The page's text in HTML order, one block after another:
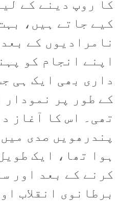
کا روپ دینے کے
کیے جاتے ہیں،
نامرادیوں کے
اپنے انجام کو
داری بھی ایک ہی
کے طور پر
تھی۔ اس کا آغاز
پندرھویں صدی
ہوا تھا، ایک
کرنے کے بعد اور
برطانوی انقلاب